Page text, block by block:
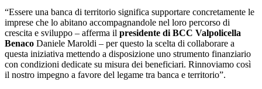
“Essere una banca di territorio significa supportare concretamente le
imprese che lo abitano accompagnandole nel loro percorso di
crescita e sviluppo – afferma il presidente di BCC Valpolicella
Benaco Daniele Maroldi – per questo la scelta di collaborare a
questa iniziativa mettendo a disposizione uno strumento finanziario
con condizioni dedicate su misura dei beneficiari. Rinnoviamo così
il nostro impegno a favore del legame tra banca e territorio”.